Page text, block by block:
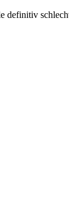
definitiv